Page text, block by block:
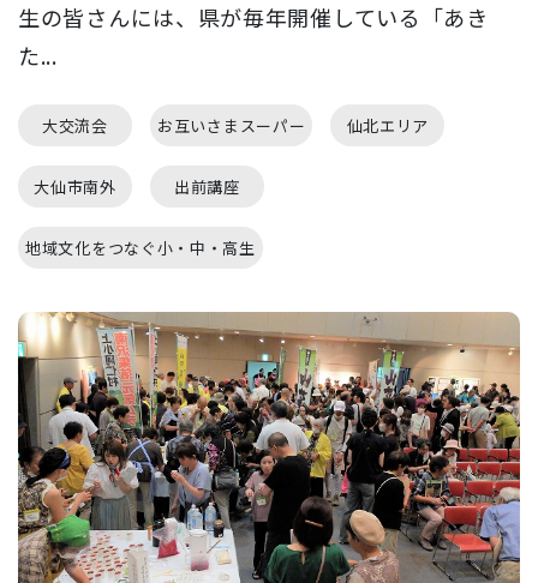
生の皆さんには、県が毎年開催している「あき
た...
大交流会 お互いさまスーパー 仙北エリア
大仙市南外 出前講座
地域文化をつなぐ小・中・高生